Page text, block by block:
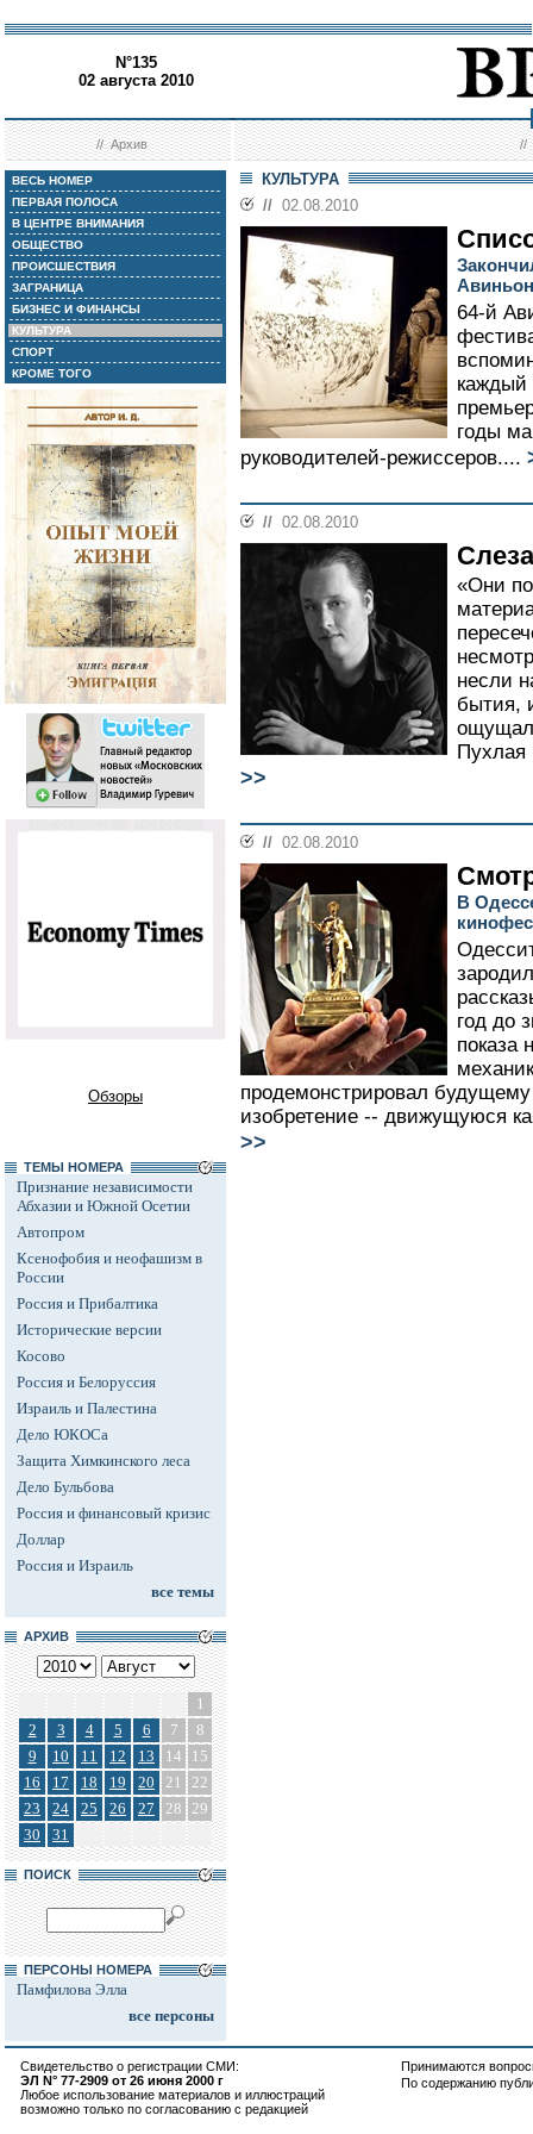
N°135
02 августа 2010
//Архив //
ВЕСЬ НОМЕР
ПЕРВАЯ ПОЛОСА
В ЦЕНТРЕ ВНИМАНИЯ
ОБЩЕСТВО
ПРОИСШЕСТВИЯ
ЗАГРАНИЦА
БИЗНЕС И ФИНАНСЫ
КУЛЬТУРА
СПОРТ
КРОМЕ ТОГО
Обзоры
ТЕМЫ НОМЕРА
Признание независимости
Абхазии и Южной Осетии
Автопром
Ксенофобия и неофашизм в
России
Россия и Прибалтика
Исторические версии
Косово
Россия и Белоруссия
Израиль и Палестина
Дело ЮКОСа
Защита Химкинского леса
Дело Бульбова
Россия и финансовый кризис
Доллар
Россия и Израиль
все темы
АРХИВ
1
2
3 4 5 6 7
8
9
10 11 12 13 14
15
16
17 18 19 20 21
22
23
24 25 26 27 28 29
30
31
ПОИСК
ПЕРСОНЫ НОМЕРА
Памфилова Элла
все персоны
КУЛЬТУРА
// 02.08.2010
64-й
каждый
годы
руководителей-режиссеров....
// 02.08.2010
«Они
несли
бытия,
Пухлая
>>
// 02.08.2010
В
год до
показа
продемонстрировал
изобретение -- движущуюся
>>
Свидетельство о регистрации СМИ:
ЭЛ N° 77-2909 от 26 июня 2000 г
Любое использование материалов и иллюстраций
возможно только по согласованию с редакцией
Принимаются
По содержанию